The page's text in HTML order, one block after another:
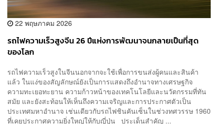
22 พฤษภาคม 2026
รถไฟความเร็วสูงจีน 26 ปีแห่งการพัฒนาจนกลายเป็นที่สุด
ของโลก
รถไฟความเร็วสูงในจีนนอกจากจะใช้เพื่อการขนส่งผู้คนและสินค้า
แล้ว ในแง่ของสัญลักษณ์ยังเป็นการแสดงถึงอำนาจทางเศรษฐกิจ
ความทะเยอทะยาน ความก้าวหน้าของเทคโนโลยีและนวัตกรรมที่ทัน
สมัย และยังสะท้อนให้เห็นถึงความเจริญและการประกาศตัวเป็น
ประเทศมหาอำนาจ เช่นเดียวกับรถไฟชินคันเซ็นในช่วงทศวรรษ 1960
ที่เคยประกาศความยิ่งใหญ่ให้กับญี่ปุ่น ประเด็นสำคัญ ...